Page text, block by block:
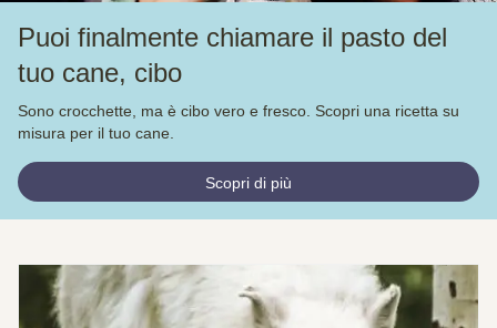
Puoi finalmente chiamare il pasto del
tuo cane, cibo
Sono crocchette, ma è cibo vero e fresco. Scopri una ricetta su
misura per il tuo cane.
Scopri di più